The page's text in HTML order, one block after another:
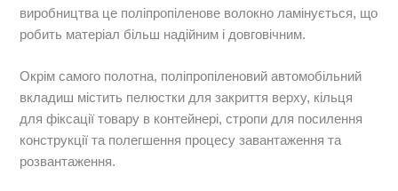
виробництва це поліпропіленове волокно ламінується, що
робить матеріал більш надійним і довговічним.
Окрім самого полотна, поліпропіленовий автомобільний
вкладиш містить пелюстки для закриття верху, кільця
для фіксації товару в контейнері, стропи для посилення
конструкції та полегшення процесу завантаження та
розвантаження.